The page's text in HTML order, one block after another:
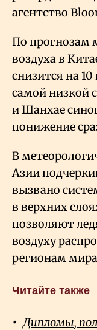
агентство
По прогнозам
воздуха в
снизится на
самой низкой
и Шанхае
понижение
В
Азии
вызвано
в верхних
позволяют
воздуху
регионам
Читайте также
Дипломы,